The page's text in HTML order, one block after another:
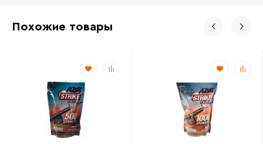
Похожие товары